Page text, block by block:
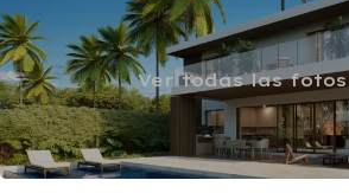
Ver todas las fotos